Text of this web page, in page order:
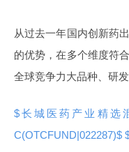
从过去一年国内创新药
的优势，在多个维度符
全球竞争力大品种、研
$长城医药产业精选
C(OTCFUND|022287)$